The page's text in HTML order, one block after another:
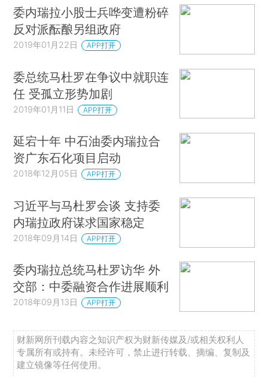
委内瑞拉小股士兵哗变遭粉碎
反对派酝酿另组政府
2019年01月22日 APP打开
委总统马杜罗在争议中就职连
任 受孤立形势加剧
2019年01月11日 APP打开
延宕十年 中石油委内瑞拉合
资广东石化项目启动
2018年12月05日 APP打开
习近平与马杜罗会谈 支持委
内瑞拉政府谋求国家稳定
2018年09月14日 APP打开
委内瑞拉总统马杜罗访华 外
交部：中委融资合作进展顺利
2018年09月13日 APP打开
财新网所刊载内容之知识产权为财新传媒及/或相关权利人
专属所有或持有。未经许可，禁止进行转载、摘编、复制及
建立镜像等任何使用。